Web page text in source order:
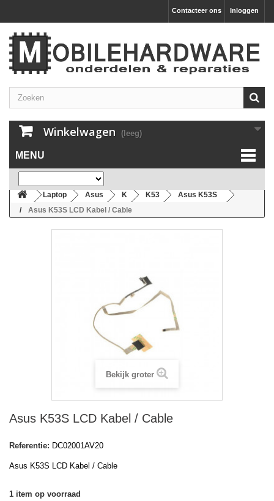
Inloggen
Contacteer ons
Winkelwagen (leeg)
MENU
Laptop Asus K K53
Asus K53S
Asus K53S LCD Kabel / Cable
Bekijk groter
Asus K53S LCD Kabel / Cable
Referentie: DC02001AV20
Asus K53S LCD Kabel / Cable
1 item op voorraad